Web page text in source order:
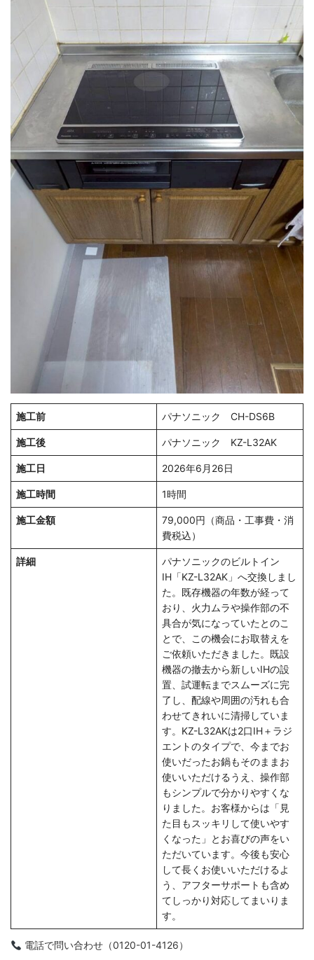
施工前 パナソニック CH-DS6B
施工後 パナソニック KZ-L32AK
施工日 2026年6月26日
施工時間 1時間
施工金額
79,000円（商品・工事費・消
費税込）
詳細
パナソニックのビルトイン
IH「KZ-L32AK」へ交換しまし
た。既存機器の年数が経って
おり、火力ムラや操作部の不
具合が気になっていたとのこ
とで、この機会にお取替えを
ご依頼いただきました。既設
機器の撤去から新しいIHの設
置、試運転までスムーズに完
了し、配線や周囲の汚れも合
わせてきれいに清掃していま
す。KZ-L32AKは2口IH＋ラジ
エントのタイプで、今までお
使いだったお鍋もそのままお
使いいただけるうえ、操作部
もシンプルで分かりやすくな
りました。お客様からは「見
た目もスッキリして使いやす
くなった」とお喜びの声をい
ただいています。今後も安心
して長くお使いいただけるよ
う、アフターサポートも含め
てしっかり対応してまいりま
す。
電話で問い合わせ（0120-01-4126）